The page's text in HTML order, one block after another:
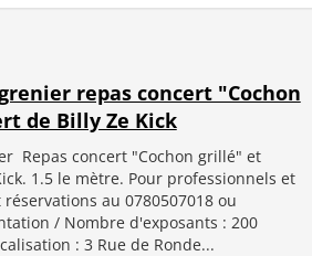
repas concert "Cochon
de Billy Ze Kick
Repas concert "Cochon grillé" et
1.5 le mètre. Pour professionnels et
au 0780507018 ou
/ Nombre d'exposants : 200
: 3 Rue de Ronde...